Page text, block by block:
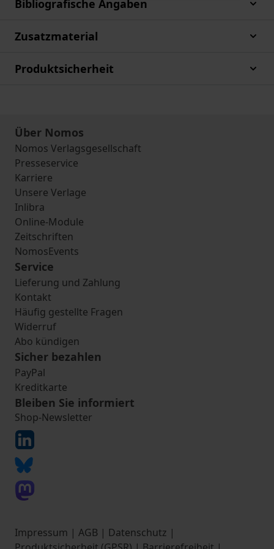
Bibliografische Angaben
Zusatzmaterial
Produktsicherheit
Über Nomos
Nomos Verlagsgesellschaft
Presseservice
Karriere
Unsere Verlage
Inlibra
Online-Module
Zeitschriften
NomosEvents
Service
Lieferung und Zahlung
Kontakt
Häufig gestellte Fragen
Widerruf
Abo kündigen
Sicher bezahlen
PayPal
Kreditkarte
Bleiben Sie informiert
Shop-Newsletter
Impressum | AGB | Datenschutz |